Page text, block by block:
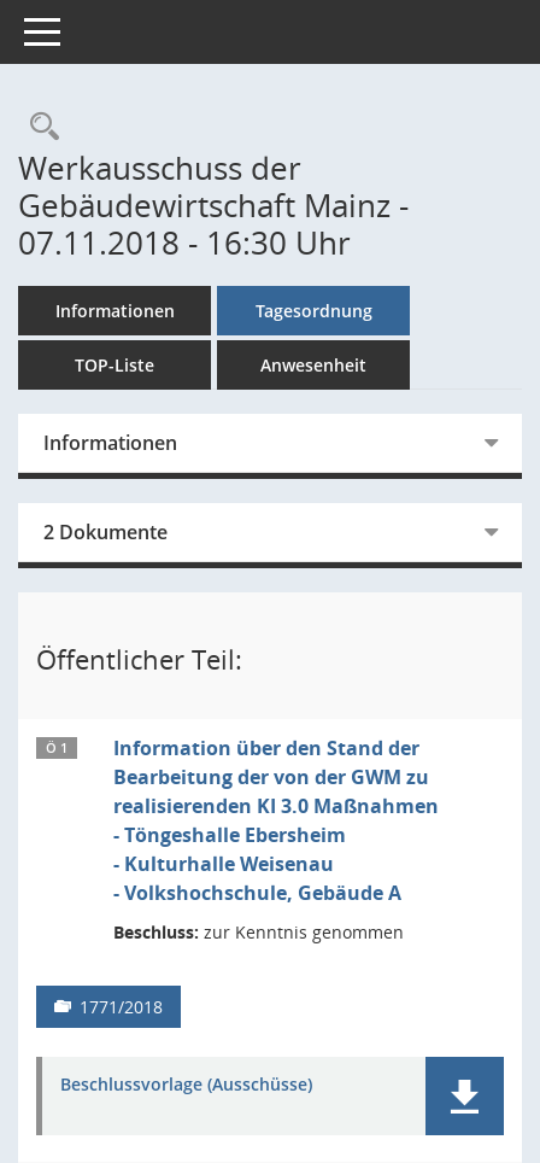
Toggle navigation
Rechercheauswahl
Werkausschuss der
Gebäudewirtschaft Mainz -
07.11.2018 - 16:30 Uhr
Informationen Tagesordnung
TOP-Liste Anwesenheit
Informationen
2 Dokumente
Öffentlicher Teil:
Ö 1
Information über den Stand der
Bearbeitung der von der GWM zu
realisierenden KI 3.0 Maßnahmen
- Töngeshalle Ebersheim
- Kulturhalle Weisenau
- Volkshochschule, Gebäude A
Beschluss: zur Kenntnis genommen
1771/2018
Beschlussvorlage (Ausschüsse)